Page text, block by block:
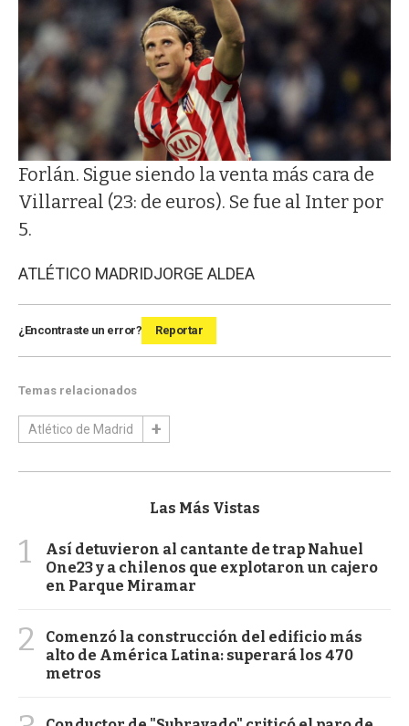
Forlán. Sigue siendo la venta más cara de
Villarreal (23: de euros). Se fue al Inter por
5.
ATLÉTICO MADRIDJORGE ALDEA
¿Encontraste un error? Reportar
Temas relacionados
Atlético de Madrid
Las Más Vistas
1
Así detuvieron al cantante de trap Nahuel
One23 y a chilenos que explotaron un cajero
en Parque Miramar
2
Comenzó la construcción del edificio más
alto de América Latina: superará los 470
metros